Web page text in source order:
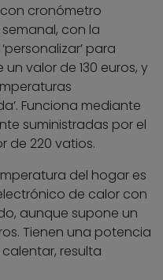
cronómetro
con la
para
valor de 130 euros, y
Funciona mediante
suministradas por el
de 220 vatios.
del hogar es
de calor con
aunque supone un
Tienen una potencia
resulta